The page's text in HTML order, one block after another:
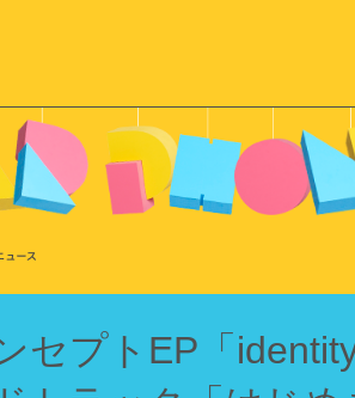
セプトEP「